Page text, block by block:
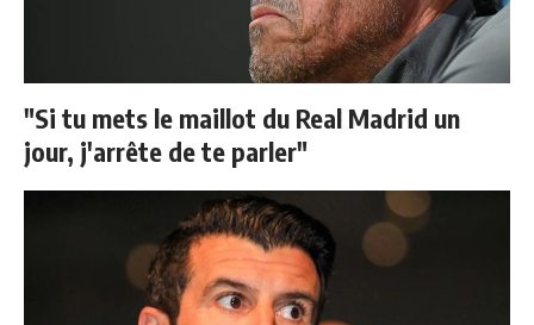
"Si tu mets le maillot du Real Madrid un
jour, j'arrête de te parler"